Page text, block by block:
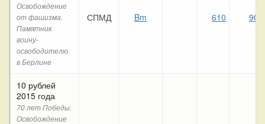
Освобождение
от фашизма.
Памятник
воину-
освободителю
в Берлине
СПМД Bm 610 90
10 рублей
2015 года
70 лет Победы.
Освобождение